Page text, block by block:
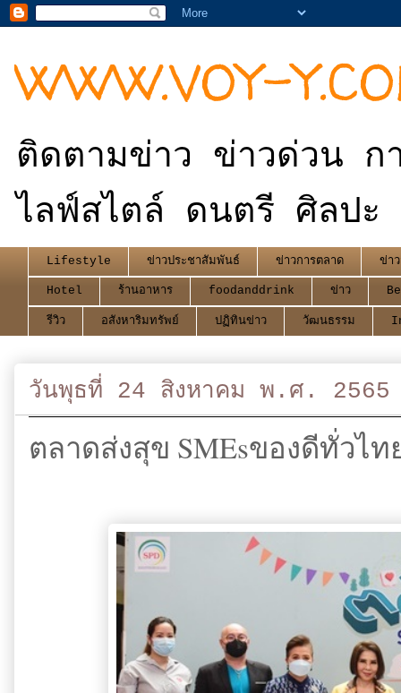
WWW.VOY-
ติดตามข่าว ข่าวด่วน ก
ไลฟ์สไตล์ ดนตรี ศิลปะ
Lifestyle ข่าวประชาสัมพันธ์ ข่าวการตลาด ข่า
Hotel ร้านอาหาร foodanddrink ข่าว
รีวิว อสังหาริมทรัพย์ ปฏิทินข่าว วัฒนธรรม
วันพุธที่ 24 สิงหาคม พ.ศ. 2565
ตลาดส่งสุข SMEsของดีทั่วไท